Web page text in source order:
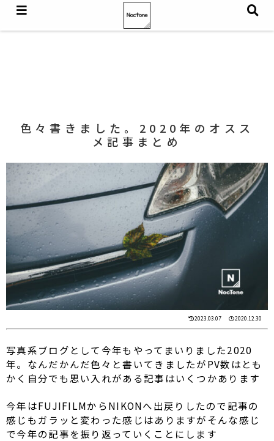
色々書きました。2020年のオスス
メ記事まとめ
2023.03.07 2020.12.30
写真系ブログとして今年もやってまいりました2020
年。なんだかんだ色々と書いてきましたがPV数はとも
かく自分でも思い入れがある記事はいくつかあります
今年はFUJIFILMからNIKONへ出戻りしたので記事の
感じもガラッと変わった感じはありますがそんな感じ
で今年の記事を振り返っていくことにします